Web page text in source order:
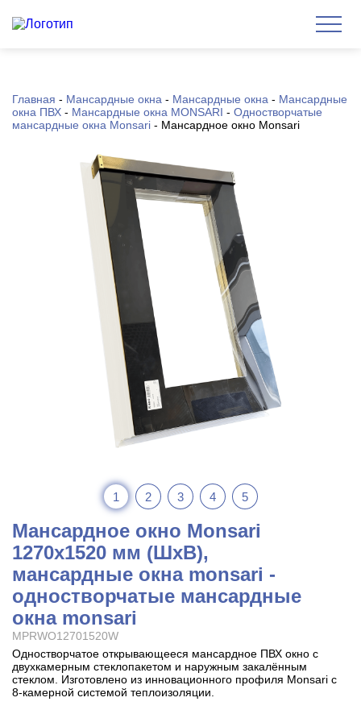
Главная - Мансардные окна - Мансардные окна - Мансардные
окна ПВХ - Мансардные окна MONSARI - Одностворчатые
мансардные окна Monsari - Мансардное окно Monsari
1 2 3 4 5
Мансардное окно Monsari
1270x1520 мм (ШхВ),
мансардные окна monsari -
одностворчатые мансардные
окна monsari
MPRWO12701520W
Одностворчатое открывающееся мансардное ПВХ окно с
двухкамерным стеклопакетом и наружным закалённым
стеклом. Изготовлено из инновационного профиля Monsari с
8-камерной системой теплоизоляции.